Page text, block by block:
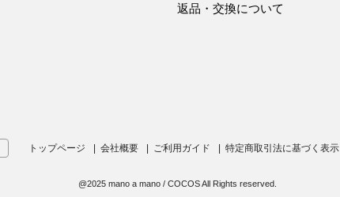
返品・交換について
トップページ 会社概要 ご利用ガイド 特定商取引法に基づく表示
@2025 mano a mano / COCOS All Rights reserved.